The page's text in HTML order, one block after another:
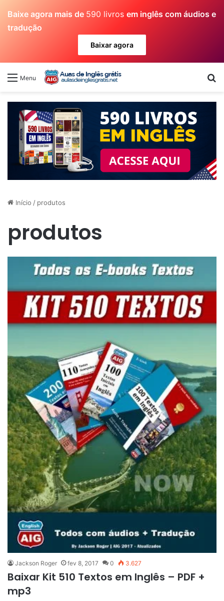
Baixe agora mais de 590 livros em inglês com áudios e
tradução
Baixar agora
Menu
Início / produtos
produtos
Jackson Roger fev 8, 2017 0 3.627
Baixar Kit 510 Textos em Inglês – PDF +
mp3